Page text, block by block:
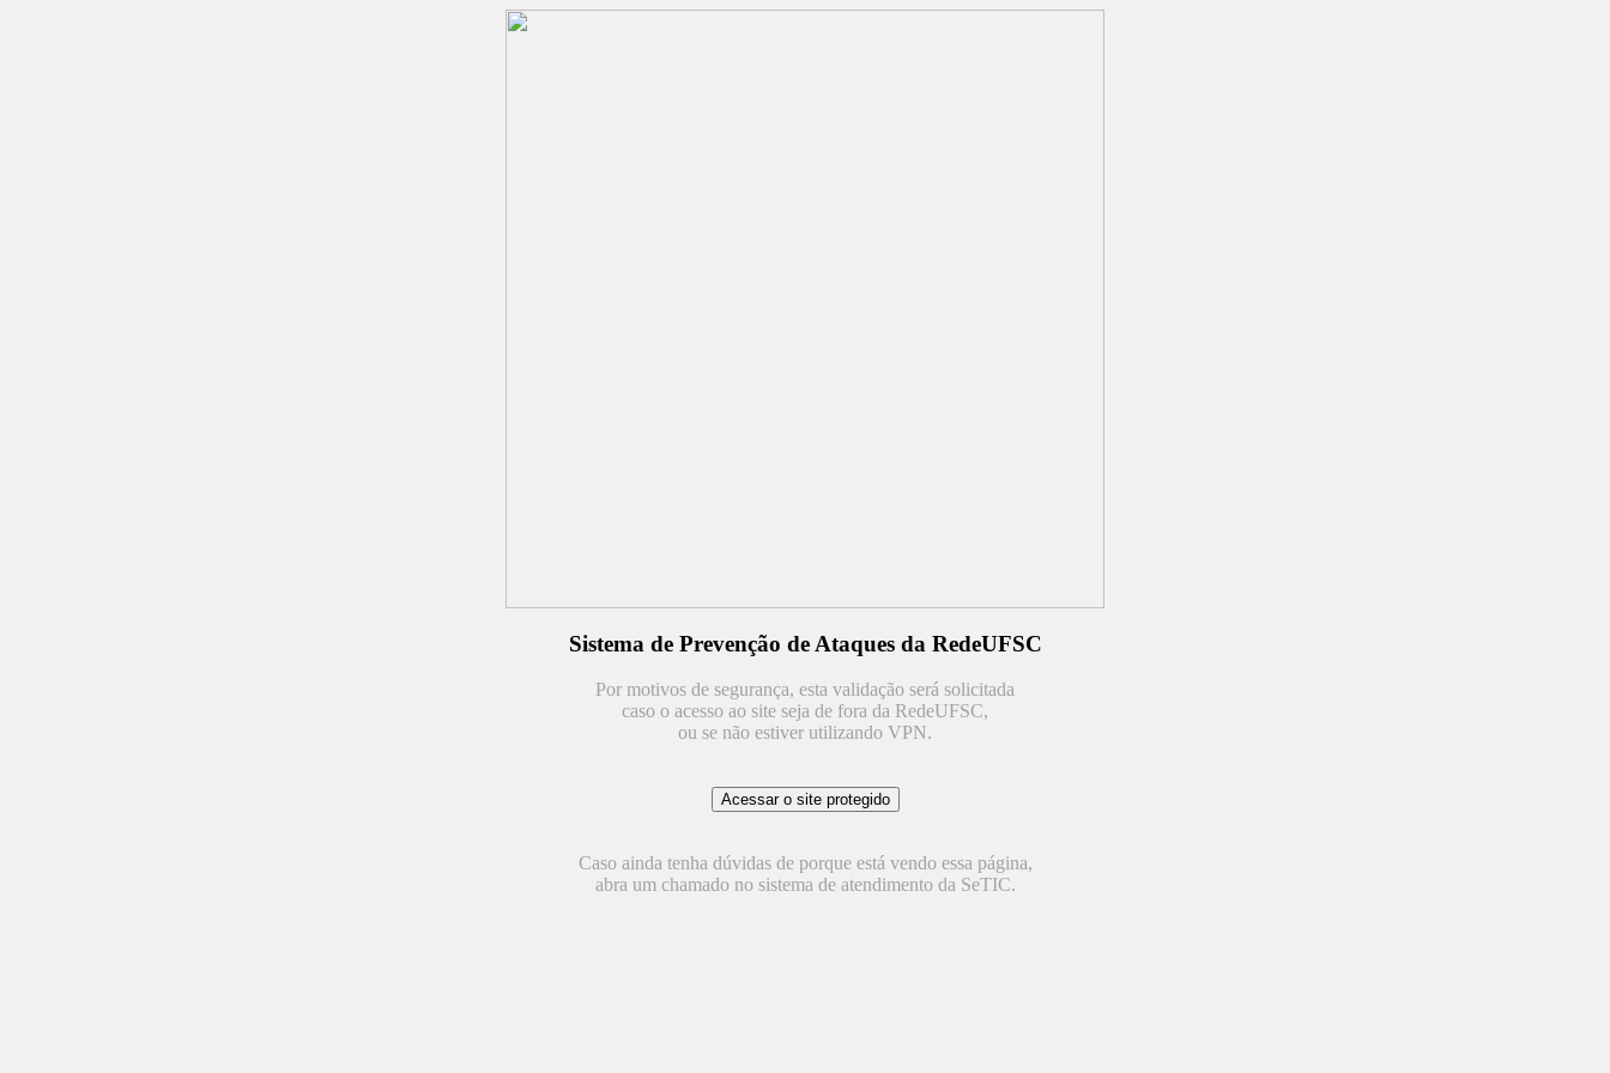
Sistema de Prevenção de Ataques da RedeUFSC
Por motivos de segurança, esta validação será solicitada
caso o acesso ao site seja de fora da RedeUFSC,
ou se não estiver utilizando VPN.
Caso ainda tenha dúvidas de porque está vendo essa página,
abra um chamado no sistema de atendimento da SeTIC.